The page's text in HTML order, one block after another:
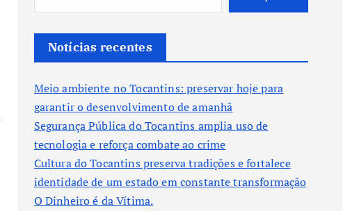
Notícias recentes
Meio ambiente no Tocantins: preservar hoje para
garantir o desenvolvimento de amanhã
Segurança Pública do Tocantins amplia uso de
tecnologia e reforça combate ao crime
Cultura do Tocantins preserva tradições e fortalece
identidade de um estado em constante transformação
O Dinheiro é da Vítima.